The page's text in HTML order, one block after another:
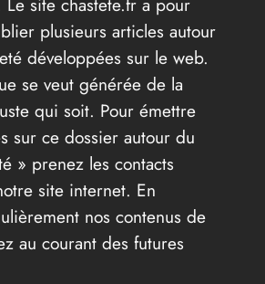
plusieurs articles autour
développées sur le web.
se veut générée de la
qui soit. Pour émettre
sur ce dossier autour du
» prenez les contacts
site internet. En
nos contenus de
au courant des futures